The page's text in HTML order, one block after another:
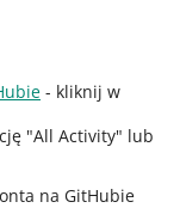
- kliknij w
"All Activity" lub
na GitHubie